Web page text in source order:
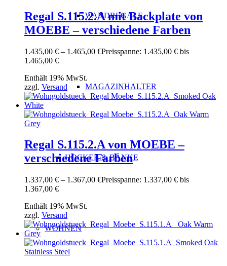
WANDREGALE
MAGAZINHALTER
HOCKER & BÄNKE
WOHNEN
Regal S.115.2.A mit Backplate von
MOEBE – verschiedene Farben
1.435,00 € – 1.465,00 €Preisspanne: 1.435,00 € bis
1.465,00 €
Enthält 19% MwSt.
zzgl. Versand
Regal S.115.2.A von MOEBE –
verschiedene Farben
1.337,00 € – 1.367,00 €Preisspanne: 1.337,00 € bis
1.367,00 €
Enthält 19% MwSt.
zzgl. Versand